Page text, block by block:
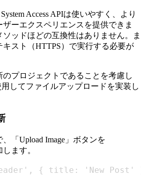
Access APIは使いやすく、より
ーエクスペリエンスを提供できま
ッドほどの互換性はありません。ま
スト（HTTPS）で実行する必要が
プロジェクトであることを考慮し
用してファイルアップロードを実装し
、「Upload Image」ボタンを
ます。